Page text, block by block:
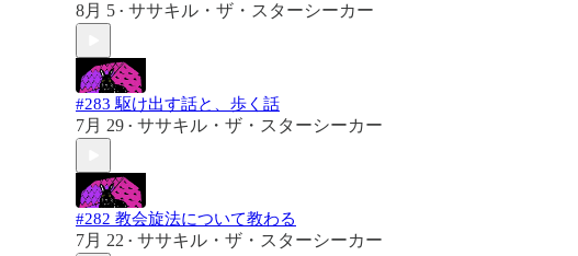
8月 5 • ササキル・ザ・スターシーカー
#283 駆け出す話と、歩く話
7月 29 • ササキル・ザ・スターシーカー
#282 教会旋法について教わる
7月 22 • ササキル・ザ・スターシーカー